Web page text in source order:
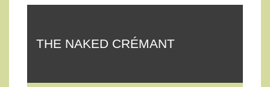
THE NAKED CRÉMANT